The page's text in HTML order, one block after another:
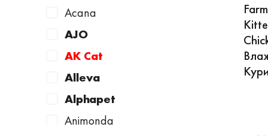
Acana
AJO
AK Cat
Alleva
Alphapet
Animonda